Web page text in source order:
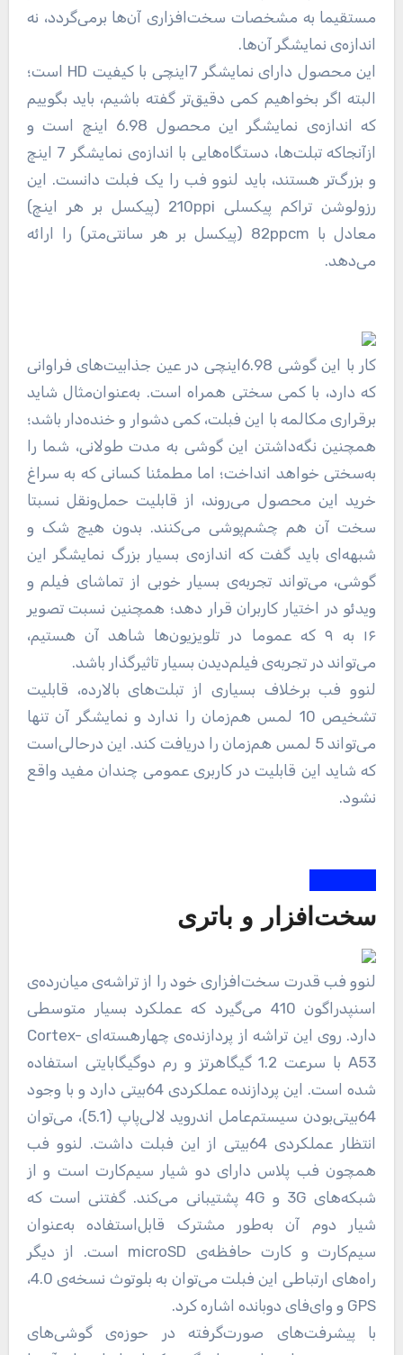
مستقیما به مشخصات سخت‌افزاری آن‌ها برمی‌گردد، نه
اندازه‌ی نمایشگر آن‌ها.
این محصول دارای نمایشگر 7اینچی با کیفیت HD است؛
البته اگر بخواهیم کمی دقیق‌تر گفته باشیم، باید بگوییم
که اندازه‌ی نمایشگر این محصول 6.98 اینچ است و
ازآنجاکه تبلت‌ها، دستگاه‌هایی با اندازه‌ی نمایشگر 7 اینچ
و بزرگ‌تر هستند، باید لنوو فب را یک فبلت دانست. این
رزولوشن تراکم پیکسلی 210ppi (پیکسل بر هر اینچ)
معادل با 82ppcm (پیکسل بر هر سانتی‌متر) را ارائه
می‌دهد.
کار با این گوشی 6.98اینچی در عین جذابیت‌های فراوانی
که دارد، با کمی سختی همراه است. به‌عنوان‌مثال شاید
برقراری مکالمه با این فبلت، کمی دشوار و خنده‌دار باشد؛
همچنین نگه‌داشتن این گوشی به مدت طولانی، شما را
به‌سختی خواهد انداخت؛ اما مطمئنا کسانی که به سراغ
خرید این محصول می‌روند، از قابلیت حمل‌ونقل نسبتا
سخت آن هم چشم‌پوشی می‌کنند. بدون هیچ شک و
شبهه‌ای باید گفت که اندازه‌ی بسیار بزرگ نمایشگر این
گوشی، می‌تواند تجربه‌ی بسیار خوبی از تماشای فیلم و
ویدئو در اختیار کاربران قرار دهد؛ همچنین نسبت تصویر
۱۶ به ۹ که عموما در تلویزیون‌ها شاهد آن هستیم،
می‌تواند در تجربه‌ی فیلم‌دیدن بسیار تاثیرگذار باشد.
لنوو فب برخلاف بسیاری از تبلت‌های بالارده، قابلیت
تشخیص 10 لمس هم‌زمان را ندارد و نمایشگر آن تنها
می‌تواند 5 لمس هم‌زمان را دریافت کند. این درحالی‌است
که شاید این قابلیت در کاربری عمومی چندان مفید واقع
نشود.
سخت‌افزار و باتری
لنوو فب قدرت سخت‌افزاری خود را از تراشه‌ی میان‌رده‌ی
اسنپدراگون 410 می‌گیرد که عملکرد بسیار متوسطی
دارد. روی این تراشه از پردازنده‌ی چهارهسته‌ای Cortex-
A53 با سرعت 1.2 گیگاهرتز و رم دوگیگابایتی استفاده
شده است. این پردازنده عملکردی 64بیتی دارد و با وجود
64بیتی‌بودن سیستم‌عامل اندروید لالی‌پاپ (5.1)، می‌توان
انتظار عملکردی 64بیتی از این فبلت داشت. لنوو فب
همچون فب پلاس دارای دو شیار سیم‌کارت است و از
شبکه‌های 3G و 4G پشتیبانی می‌کند. گفتنی است که
شیار دوم آن به‌طور مشترک قابل‌استفاده به‌عنوان
سیم‌کارت و کارت حافظه‌ی microSD است. از دیگر
راه‌های ارتباطی این فبلت می‌توان به بلوتوث نسخه‌ی 4.0،
GPS و وای‌فای دوبانده اشاره کرد.
با پیشرفت‌های صورت‌گرفته در حوزه‌ی گوشی‌های